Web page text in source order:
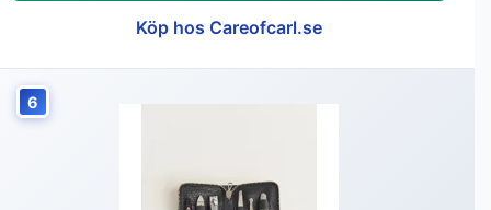
Köp hos Careofcarl.se
6